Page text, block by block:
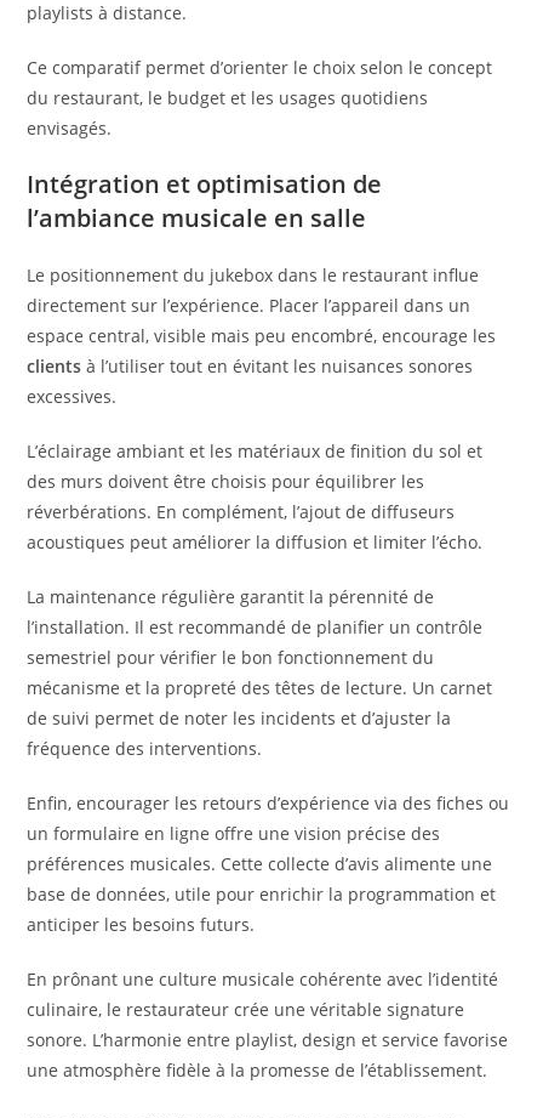
playlists à distance.
Ce comparatif permet d’orienter le choix selon le concept
du restaurant, le budget et les usages quotidiens
envisagés.
Intégration et optimisation de
l’ambiance musicale en salle
Le positionnement du jukebox dans le restaurant influe
directement sur l’expérience. Placer l’appareil dans un
espace central, visible mais peu encombré, encourage les
clients à l’utiliser tout en évitant les nuisances sonores
excessives.
L’éclairage ambiant et les matériaux de finition du sol et
des murs doivent être choisis pour équilibrer les
réverbérations. En complément, l’ajout de diffuseurs
acoustiques peut améliorer la diffusion et limiter l’écho.
La maintenance régulière garantit la pérennité de
l’installation. Il est recommandé de planifier un contrôle
semestriel pour vérifier le bon fonctionnement du
mécanisme et la propreté des têtes de lecture. Un carnet
de suivi permet de noter les incidents et d’ajuster la
fréquence des interventions.
Enfin, encourager les retours d’expérience via des fiches ou
un formulaire en ligne offre une vision précise des
préférences musicales. Cette collecte d’avis alimente une
base de données, utile pour enrichir la programmation et
anticiper les besoins futurs.
En prônant une culture musicale cohérente avec l’identité
culinaire, le restaurateur crée une véritable signature
sonore. L’harmonie entre playlist, design et service favorise
une atmosphère fidèle à la promesse de l’établissement.